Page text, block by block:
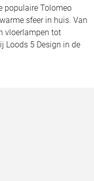
populaire Tolomeo
sfeer in huis. Van
vloerlampen tot
Loods 5 Design in de